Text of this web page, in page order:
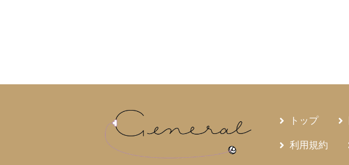
トップ
利用規約